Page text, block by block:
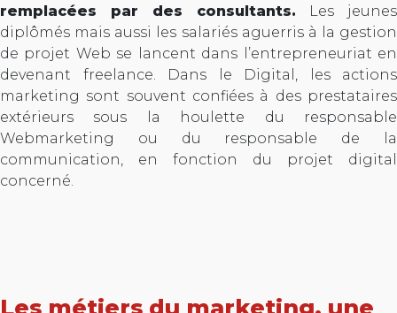
remplacées par des consultants. Les jeunes
diplômés mais aussi les salariés aguerris à la gestion
de projet Web se lancent dans l’entrepreneuriat en
devenant freelance. Dans le Digital, les actions
marketing sont souvent confiées à des prestataires
extérieurs sous la houlette du responsable
Webmarketing ou du responsable de la
communication, en fonction du projet digital
concerné.